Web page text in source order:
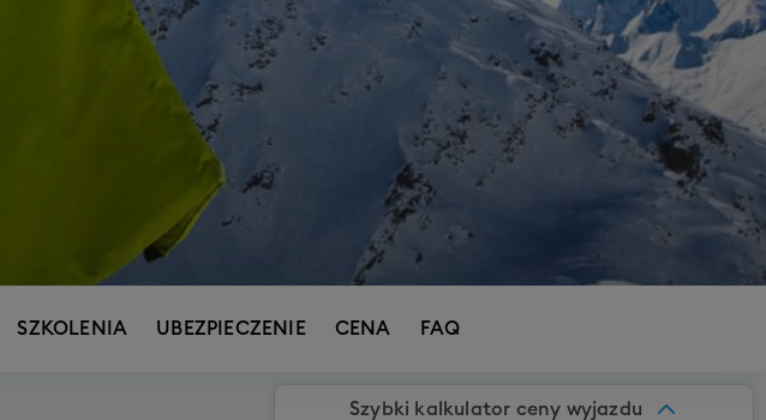
SZKOLENIA UBEZPIECZENIE CENA FAQ
Szybki kalkulator ceny wyjazdu